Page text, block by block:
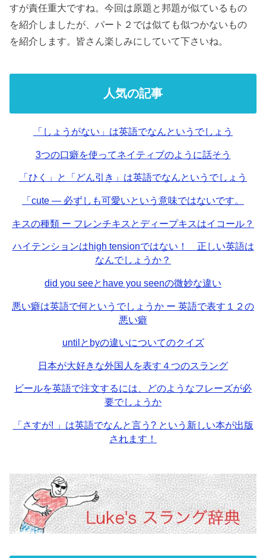
すが責任重大ですね。今回は原題と邦題が似ているもの
を紹介しましたが、パート２では似ても似つかないもの
を紹介します。皆さん楽しみにしていて下さいね。
人気の記事
「しょうがない」は英語でなんというでしょう
3つの口癖を使ってネイティブのように話そう
「ひく」と「どん引き」は英語でなんというでしょう
「cute — 必ずしも可愛いという意味ではないです。
キスの種類 ー フレンチキスとディープキスはイコール？
ハイテンションはhigh tensionではない！ 正しい英語は
なんでしょうか？
did you seeとhave you seenの微妙な違い
悪い癖は英語で何というでしょうか ー 英語で表す１２の
悪い癖
untilとbyの違いについてのクイズ
日本が大好きな外国人を表す４つのスラング
ビールを英語で注文するには、どのようなフレーズが必
要でしょうか
「さすが! 」は英語でなんと言う? という新しい本が出版
されます！